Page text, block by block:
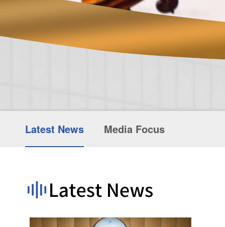
Latest News Media Focus